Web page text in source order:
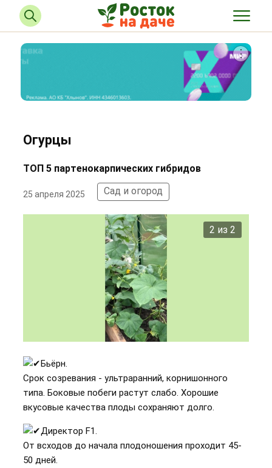
Огурцы
ТОП 5 партенокарпических гибридов
25 апреля 2025 Сад и огород
2 из 2
Бьёрн.
Срок созревания - ультраранний, корнишонного
типа. Боковые побеги растут слабо. Хорошие
вкусовые качества плоды сохраняют долго.
Директор F1.
От всходов до начала плодоношения проходит 45-
50 дней.